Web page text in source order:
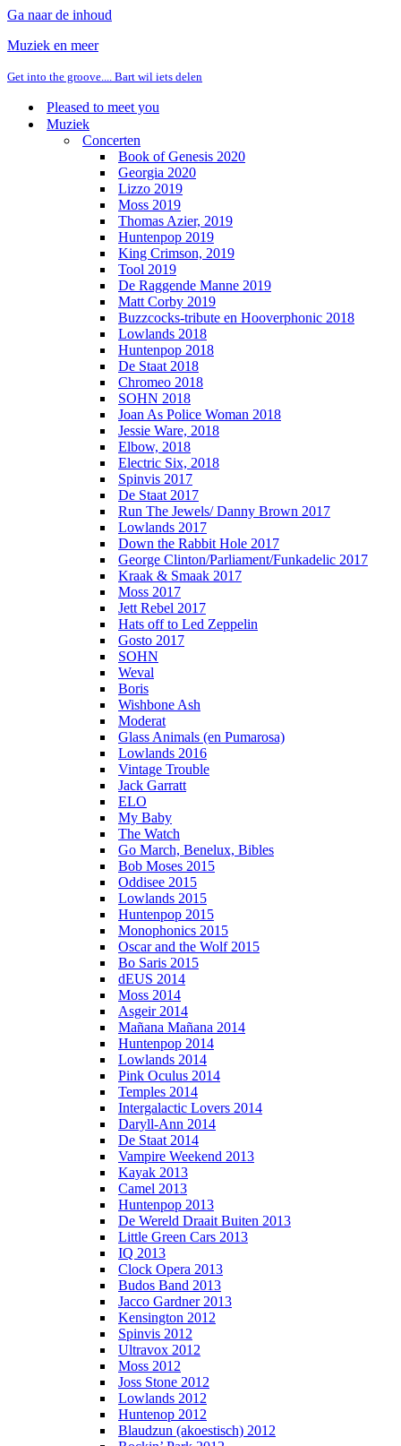
Ga naar de inhoud
Muziek en meer
Get into the groove.... Bart wil iets delen
Pleased to meet you
Muziek
Concerten
Book of Genesis 2020
Georgia 2020
Lizzo 2019
Moss 2019
Thomas Azier, 2019
Huntenpop 2019
King Crimson, 2019
Tool 2019
De Raggende Manne 2019
Matt Corby 2019
Buzzcocks-tribute en Hooverphonic 2018
Lowlands 2018
Huntenpop 2018
De Staat 2018
Chromeo 2018
SOHN 2018
Joan As Police Woman 2018
Jessie Ware, 2018
Elbow, 2018
Electric Six, 2018
Spinvis 2017
De Staat 2017
Run The Jewels/ Danny Brown 2017
Lowlands 2017
Down the Rabbit Hole 2017
George Clinton/Parliament/Funkadelic 2017
Kraak & Smaak 2017
Moss 2017
Jett Rebel 2017
Hats off to Led Zeppelin
Gosto 2017
SOHN
Weval
Boris
Wishbone Ash
Moderat
Glass Animals (en Pumarosa)
Lowlands 2016
Vintage Trouble
Jack Garratt
ELO
My Baby
The Watch
Go March, Benelux, Bibles
Bob Moses 2015
Oddisee 2015
Lowlands 2015
Huntenpop 2015
Monophonics 2015
Oscar and the Wolf 2015
Bo Saris 2015
dEUS 2014
Moss 2014
Asgeir 2014
Mañana Mañana 2014
Huntenpop 2014
Lowlands 2014
Pink Oculus 2014
Temples 2014
Intergalactic Lovers 2014
Daryll-Ann 2014
De Staat 2014
Vampire Weekend 2013
Kayak 2013
Camel 2013
Huntenpop 2013
De Wereld Draait Buiten 2013
Little Green Cars 2013
IQ 2013
Clock Opera 2013
Budos Band 2013
Jacco Gardner 2013
Kensington 2012
Spinvis 2012
Ultravox 2012
Moss 2012
Joss Stone 2012
Lowlands 2012
Huntenop 2012
Blaudzun (akoestisch) 2012